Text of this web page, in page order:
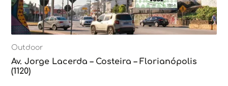
Outdoor
Av. Jorge Lacerda – Costeira – Florianópolis
(1120)